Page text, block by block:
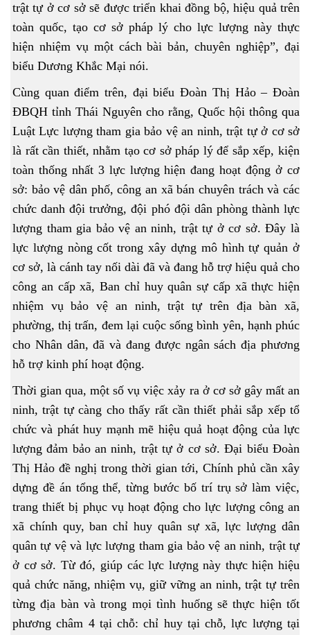
trật tự ở cơ sở sẽ được triển khai đồng bộ, hiệu quả trên
toàn quốc, tạo cơ sở pháp lý cho lực lượng này thực
hiện nhiệm vụ một cách bài bản, chuyên nghiệp”, đại
biểu Dương Khắc Mại nói.
Cùng quan điểm trên, đại biểu Đoàn Thị Hảo – Đoàn
ĐBQH tỉnh Thái Nguyên cho rằng, Quốc hội thông qua
Luật Lực lượng tham gia bảo vệ an ninh, trật tự ở cơ sở
là rất cần thiết, nhằm tạo cơ sở pháp lý để sắp xếp, kiện
toàn thống nhất 3 lực lượng hiện đang hoạt động ở cơ
sở: bảo vệ dân phố, công an xã bán chuyên trách và các
chức danh đội trưởng, đội phó đội dân phòng thành lực
lượng tham gia bảo vệ an ninh, trật tự ở cơ sở. Đây là
lực lượng nòng cốt trong xây dựng mô hình tự quản ở
cơ sở, là cánh tay nối dài đã và đang hỗ trợ hiệu quả cho
công an cấp xã, Ban chỉ huy quân sự cấp xã thực hiện
nhiệm vụ bảo vệ an ninh, trật tự trên địa bàn xã,
phường, thị trấn, đem lại cuộc sống bình yên, hạnh phúc
cho Nhân dân, đã và đang được ngân sách địa phương
hỗ trợ kinh phí hoạt động.
Thời gian qua, một số vụ việc xảy ra ở cơ sở gây mất an
ninh, trật tự càng cho thấy rất cần thiết phải sắp xếp tổ
chức và phát huy mạnh mẽ hiệu quả hoạt động của lực
lượng đảm bảo an ninh, trật tự ở cơ sở. Đại biểu Đoàn
Thị Hảo đề nghị trong thời gian tới, Chính phủ cần xây
dựng đề án tổng thể, từng bước bố trí trụ sở làm việc,
trang thiết bị phục vụ hoạt động cho lực lượng công an
xã chính quy, ban chỉ huy quân sự xã, lực lượng dân
quân tự vệ và lực lượng tham gia bảo vệ an ninh, trật tự
ở cơ sở. Từ đó, giúp các lực lượng này thực hiện hiệu
quả chức năng, nhiệm vụ, giữ vững an ninh, trật tự trên
từng địa bàn và trong mọi tình huống sẽ thực hiện tốt
phương châm 4 tại chỗ: chỉ huy tại chỗ, lực lượng tại